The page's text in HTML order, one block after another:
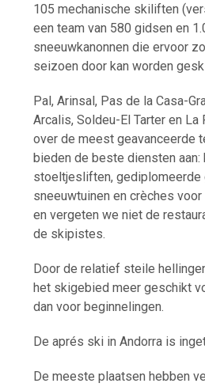
105 mechanische skiliften
een team van 580 gidsen en
sneeuwkanonnen die ervoor
seizoen door kan worden
Pal, Arinsal, Pas de la Casa-
Arcalis, Soldeu-El Tarter en La
over de meest geavanceerde
bieden de beste diensten aan:
stoeltjesliften, gediplomeerde
sneeuwtuinen en crèches
en vergeten we niet de
de skipistes.
Door de relatief steile
het skigebied meer geschikt
dan voor beginnelingen.
De aprés ski in Andorra is
De meeste plaatsen hebben